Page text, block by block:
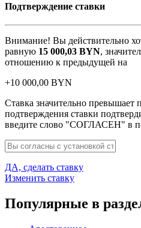
Подтверждение ставки
Внимание! Вы действительно
равную 15 000,03 BYN,
отношению к предыдущей на
+10 000,00 BYN
Ставка значительно
подтверждения ставки
введите слово "СОГЛАСЕН" в
ДА, сделать ставку
Изменить ставку
Популярные в